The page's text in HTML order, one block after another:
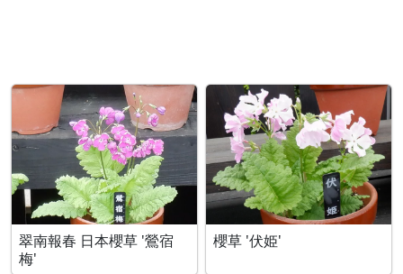
翠南報春 日本櫻草 '鶯宿
梅'
櫻草 '伏姫'